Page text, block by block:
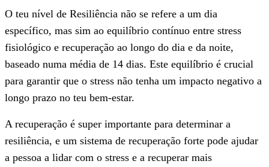
O teu nível de Resiliência não se refere a um dia
específico, mas sim ao equilíbrio contínuo entre stress
fisiológico e recuperação ao longo do dia e da noite,
baseado numa média de 14 dias. Este equilíbrio é crucial
para garantir que o stress não tenha um impacto negativo a
longo prazo no teu bem-estar.
A recuperação é super importante para determinar a
resiliência, e um sistema de recuperação forte pode ajudar
a pessoa a lidar com o stress e a recuperar mais